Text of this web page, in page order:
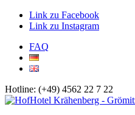
Link zu Facebook
Link zu Instagram
FAQ
Hotline: (+49) 4562 22 7 22